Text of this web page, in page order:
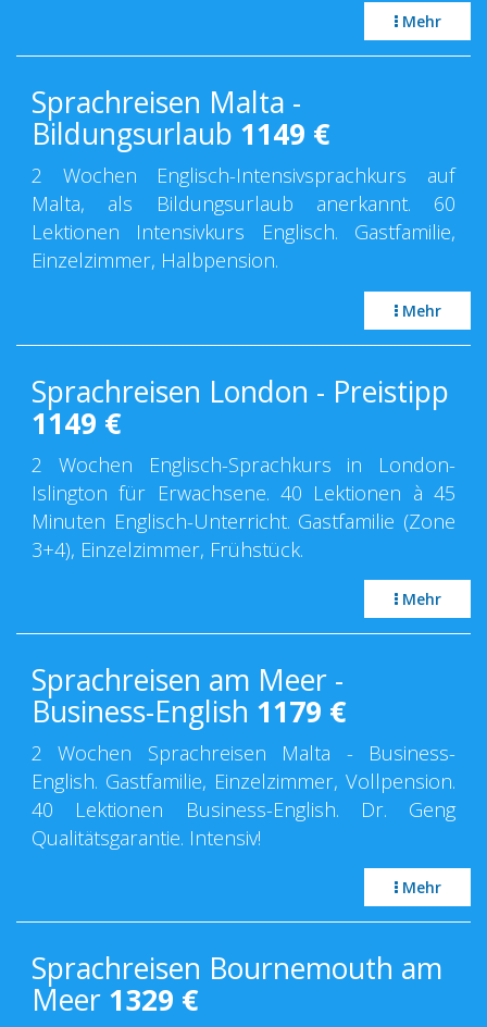
Mehr
Sprachreisen Malta -
Bildungsurlaub 1149 €
2 Wochen Englisch-Intensivsprachkurs auf
Malta, als Bildungsurlaub anerkannt. 60
Lektionen Intensivkurs Englisch. Gastfamilie,
Einzelzimmer, Halbpension.
Mehr
Sprachreisen London - Preistipp
1149 €
2 Wochen Englisch-Sprachkurs in London-
Islington für Erwachsene. 40 Lektionen à 45
Minuten Englisch-Unterricht. Gastfamilie (Zone
3+4), Einzelzimmer, Frühstück.
Mehr
Sprachreisen am Meer -
Business-English 1179 €
2 Wochen Sprachreisen Malta - Business-
English. Gastfamilie, Einzelzimmer, Vollpension.
40 Lektionen Business-English. Dr. Geng
Qualitätsgarantie. Intensiv!
Mehr
Sprachreisen Bournemouth am
Meer 1329 €